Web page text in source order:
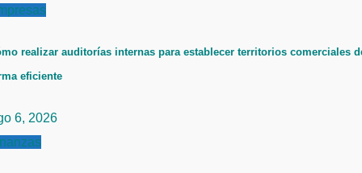
realizar auditorías internas para establecer territorios comerciales
eficiente
6, 2026